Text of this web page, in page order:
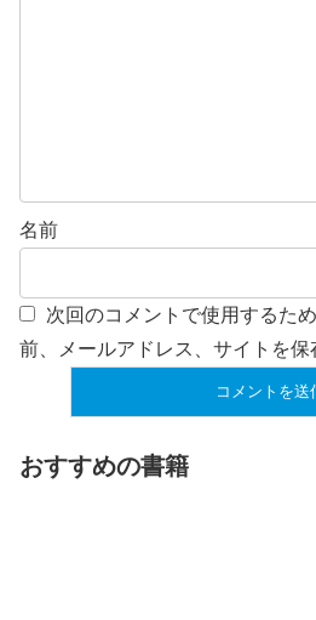
名前
次回のコメントで使用するた
前、メールアドレス、サイトを保
おすすめの書籍